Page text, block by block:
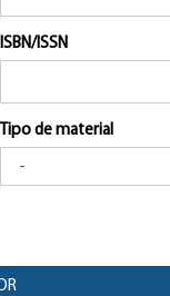
ISBN/ISSN
Tipo de material